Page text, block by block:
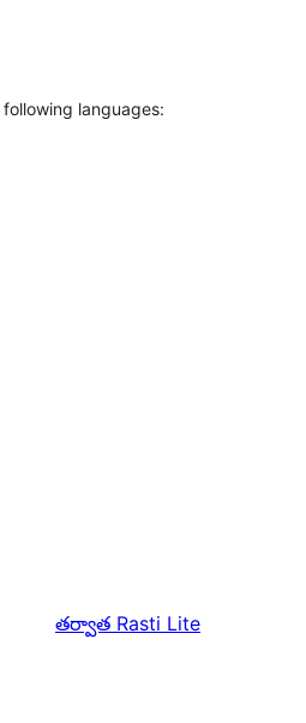
languages:
తర్వాత Rasti Lite